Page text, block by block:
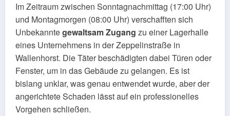
Im Zeitraum zwischen Sonntagnachmittag (17:00 Uhr)
und Montagmorgen (08:00 Uhr) verschafften sich
Unbekanntegewaltsam Zugang zu einer Lagerhalle
eines Unternehmens in der Zeppelinstraße in
Wallenhorst. Die Täter beschädigten dabei Türen oder
Fenster, um in das Gebäude zu gelangen. Es ist
bislang unklar, was genau entwendet wurde, aber der
angerichtete Schaden lässt auf ein professionelles
Vorgehen schließen.